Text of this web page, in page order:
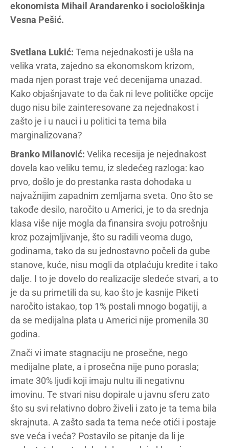
ekonomista Mihail Arandarenko i sociološkinja
Vesna Pešić.
Svetlana Lukić: Tema nejednakosti je ušla na
velika vrata, zajedno sa ekonomskom krizom,
mada njen porast traje već decenijama unazad.
Kako objašnjavate to da čak ni leve političke opcije
dugo nisu bile zainteresovane za nejednakost i
zašto je i u nauci i u politici ta tema bila
marginalizovana?
Branko Milanović: Velika recesija je nejednakost
dovela kao veliku temu, iz sledećeg razloga: kao
prvo, došlo je do prestanka rasta dohodaka u
najvažnijim zapadnim zemljama sveta. Ono što se
takođe desilo, naročito u Americi, je to da srednja
klasa više nije mogla da finansira svoju potrošnju
kroz pozajmljivanje, što su radili veoma dugo,
godinama, tako da su jednostavno počeli da gube
stanove, kuće, nisu mogli da otplaćuju kredite i tako
dalje. I to je dovelo do realizacije sledeće stvari, a to
je da su primetili da su, kao što je kasnije Piketi
naročito istakao, top 1% postali mnogo bogatiji, a
da se medijalna plata u Americi nije promenila 30
godina.
Znači vi imate stagnaciju ne prosečne, nego
medijalne plate, a i prosečna nije puno porasla;
imate 30% ljudi koji imaju nultu ili negativnu
imovinu. Te stvari nisu dopirale u javnu sferu zato
što su svi relativno dobro živeli i zato je ta tema bila
skrajnuta. A zašto sada ta tema neće otići i postaje
sve veća i veća? Postavilo se pitanje da li je